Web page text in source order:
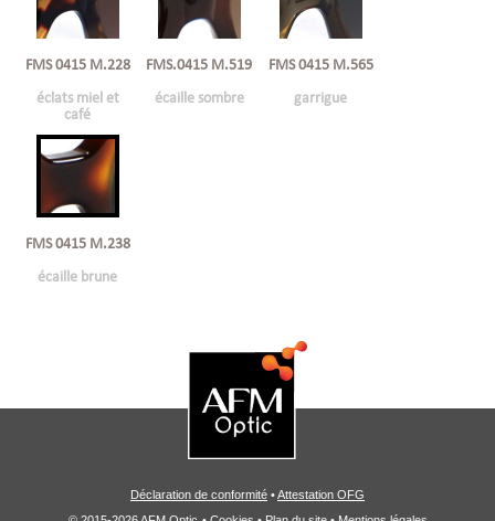
FMS 0415 M.228
éclats miel et
café
FMS.0415 M.519
écaille sombre
FMS 0415 M.565
garrigue
FMS 0415 M.238
écaille brune
Déclaration de conformité •Attestation OFG